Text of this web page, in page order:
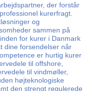
der forstår
kurerfragt.
og
sammen på
for kurer i Danmark
dine forsendelser når
er hurtig kurer
til offshore,
til vindmøller,
højteknologiske
den strengt regulerede